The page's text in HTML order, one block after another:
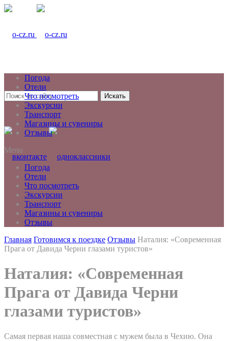
Искать
Погода
Отели
Что посмотреть
Экскурсии
Транспорт
Магазины и сувениры
Отзывы
Menu
Погода
Отели
Что посмотреть
Экскурсии
Транспорт
Магазины и сувениры
Отзывы
Главная Готовимся к поездке Отзывы Наталия: «Современная
Прага от Давида Черни глазами туристов»
Наталия: «Современная
Прага от Давида Черни
глазами туристов»
Самая первая наша совместная с мужем была в Чехию. Она